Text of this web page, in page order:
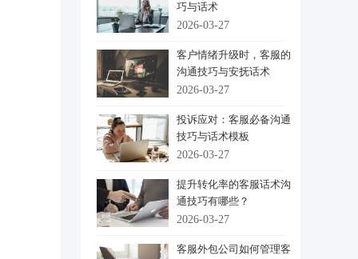
巧与话术
2026-03-27
客户情绪升级时，客服的
沟通技巧与安抚话术
2026-03-27
投诉应对：客服必备沟通
技巧与话术模板
2026-03-27
提升转化率的客服话术沟
通技巧有哪些？
2026-03-27
客服外包公司如何管理客